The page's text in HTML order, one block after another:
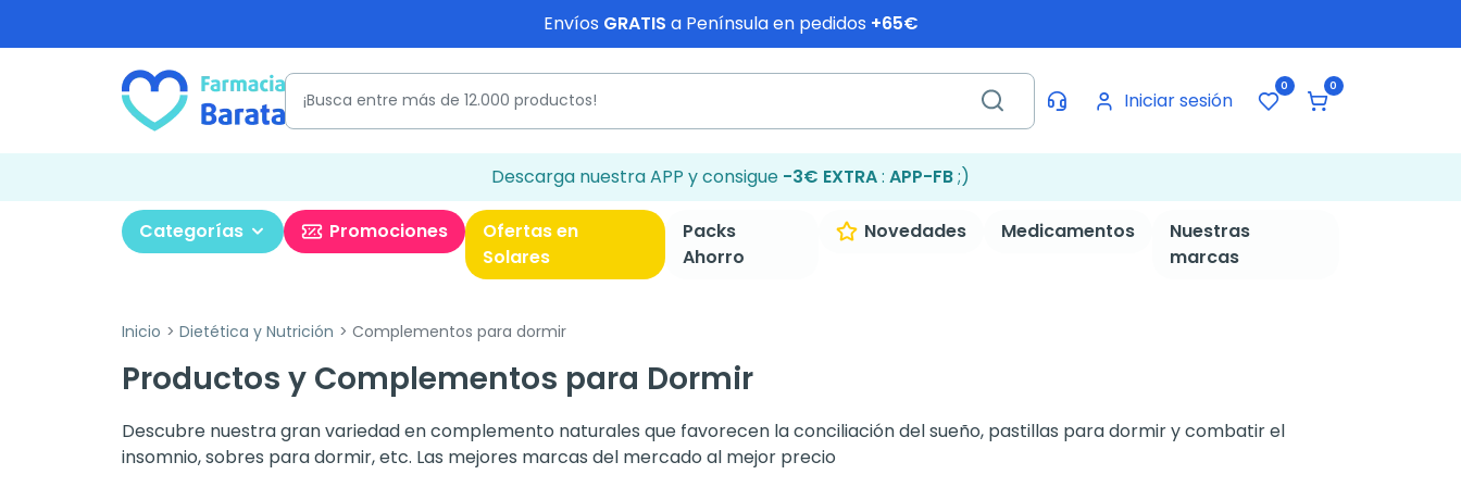
Envíos GRATIS a Península en pedidos +65€
Iniciar sesión
0 0
Descarga nuestra APP y consigue -3€ EXTRA: APP-FB;)
Categorías Promociones
Ofertas en
Solares
Packs
Ahorro
Novedades Medicamentos
Nuestras
marcas
Inicio Dietética y Nutrición Complementos para dormir
Productos y Complementos para Dormir
Descubre nuestra gran variedad en complemento naturales que favorecen la conciliación del sueño, pastillas para dormir y combatir el
insomnio, sobres para dormir, etc. Las mejores marcas del mercado al mejor precio